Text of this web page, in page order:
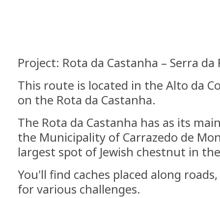
Project: Rota da Castanha – Serra da
This route is located in the Alto da
on the Rota da Castanha.
The Rota da Castanha has as its
the Municipality of Carrazedo de
largest spot of Jewish chestnut in
You'll find caches placed along
for various challenges.